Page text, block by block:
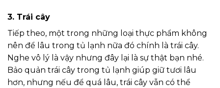
3. Trái cây
Tiếp theo, một trong những loại thực phẩm không
nên để lâu trong tủ lạnh nữa đó chính là trái cây.
Nghe vô lý là vậy nhưng đây lại là sự thật bạn nhé.
Bảo quản trái cây trong tủ lạnh giúp giữ tươi lâu
hơn, nhưng nếu để quá lâu, trái cây vẫn có thể